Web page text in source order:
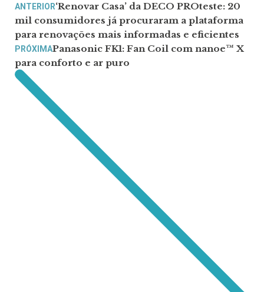
ANTERIOR‘Renovar Casa’ da DECO PROteste: 20
mil consumidores já procuraram a plataforma
para renovações mais informadas e eficientes
PRÓXIMAPanasonic FK1: Fan Coil com nanoe™ X
para conforto e ar puro